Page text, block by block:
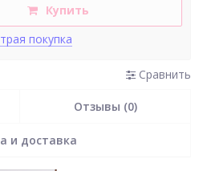
Купить
покупка
Сравнить
Отзывы (0)
и доставка